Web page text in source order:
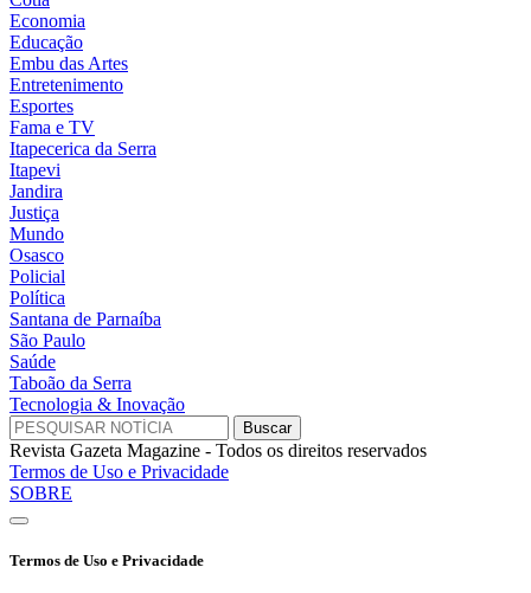
Economia
Educação
Embu das Artes
Entretenimento
Esportes
Fama e TV
Itapecerica da Serra
Itapevi
Jandira
Justiça
Mundo
Osasco
Policial
Política
Santana de Parnaíba
São Paulo
Saúde
Taboão da Serra
Tecnologia & Inovação
Revista Gazeta Magazine - Todos os direitos reservados
Termos de Uso e Privacidade
SOBRE
Termos de Uso e Privacidade